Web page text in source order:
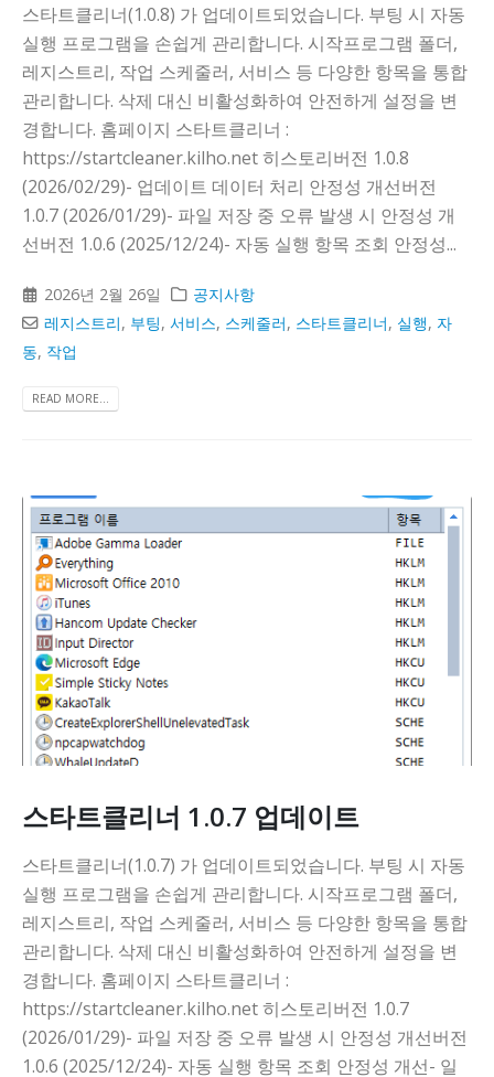
스타트클리너(1.0.8) 가 업데이트되었습니다. 부팅 시 자동
실행 프로그램을 손쉽게 관리합니다. 시작프로그램 폴더,
레지스트리, 작업 스케줄러, 서비스 등 다양한 항목을 통합
관리합니다. 삭제 대신 비활성화하여 안전하게 설정을 변
경합니다. 홈페이지 스타트클리너 :
https://startcleaner.kilho.net 히스토리버전 1.0.8
(2026/02/29)- 업데이트 데이터 처리 안정성 개선버전
1.0.7 (2026/01/29)- 파일 저장 중 오류 발생 시 안정성 개
선버전 1.0.6 (2025/12/24)- 자동 실행 항목 조회 안정성...
2026년 2월 26일
공지사항
레지스트리, 부팅,서비스, 스케줄러, 스타트클리너, 실행, 자
동, 작업
READ MORE...
스타트클리너 1.0.7 업데이트
스타트클리너(1.0.7) 가 업데이트되었습니다. 부팅 시 자동
실행 프로그램을 손쉽게 관리합니다. 시작프로그램 폴더,
레지스트리, 작업 스케줄러, 서비스 등 다양한 항목을 통합
관리합니다. 삭제 대신 비활성화하여 안전하게 설정을 변
경합니다. 홈페이지 스타트클리너 :
https://startcleaner.kilho.net 히스토리버전 1.0.7
(2026/01/29)- 파일 저장 중 오류 발생 시 안정성 개선버전
1.0.6 (2025/12/24)- 자동 실행 항목 조회 안정성 개선- 일